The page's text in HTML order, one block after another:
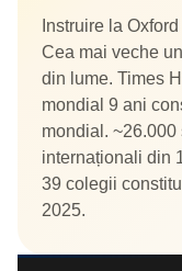
Instruire la
Cea mai veche
din lume. Times
mondial 9 ani
mondial.
internaționali din
39 colegii
2025.